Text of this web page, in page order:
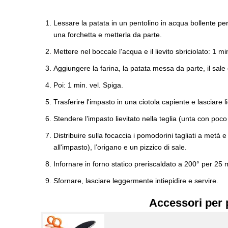
Lessare la patata in un pentolino in acqua bollente
una forchetta e metterla da parte.
Mettere nel boccale l'acqua e il lievito sbriciolato: 1
Aggiungere la farina, la patata messa da parte, il
Poi: 1 min. vel. Spiga.
Trasferire l'impasto in una ciotola capiente e lasciare
Stendere l’impasto lievitato nella teglia (unta con
Distribuire sulla focaccia i pomodorini tagliati a metà
all'impasto), l’origano e un pizzico di sale.
Infornare in forno statico preriscaldato a 200° per 25
Sfornare, lasciare leggermente intiepidire e servire.
Accessori per